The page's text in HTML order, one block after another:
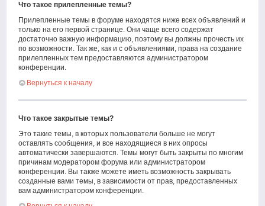
Что такое прилепленные темы?
Прилепленные темы в форуме находятся ниже всех объявлений и
только на его первой странице. Они чаще всего содержат
достаточно важную информацию, поэтому вы должны прочесть их
по возможности. Так же, как и с объявлениями, права на создание
прилепленных тем предоставляются администратором
конференции.
Вернуться к началу
Что такое закрытые темы?
Это такие темы, в которых пользователи больше не могут
оставлять сообщения, и все находящиеся в них опросы
автоматически завершаются. Темы могут быть закрыты по многим
причинам модератором форума или администратором
конференции. Вы также можете иметь возможность закрывать
созданные вами темы, в зависимости от прав, предоставленных
вам администратором конференции.